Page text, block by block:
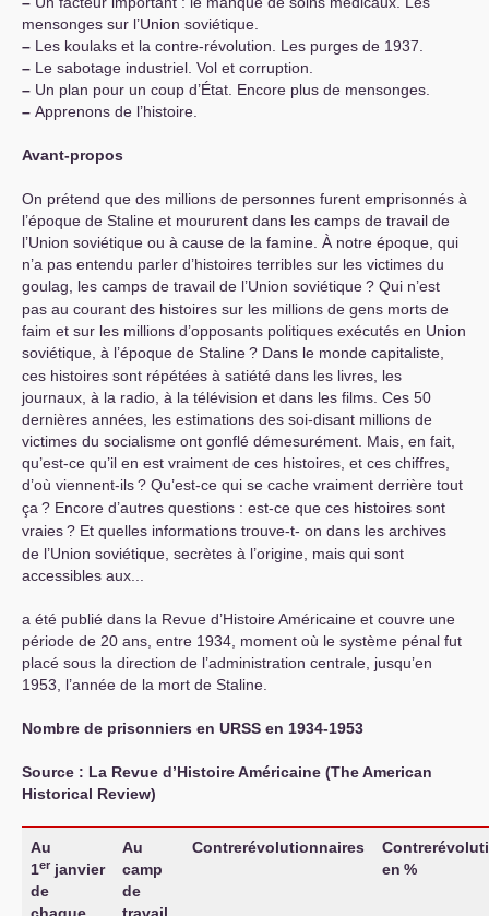
mensonges sur l’Union soviétique.
– Les koulaks et la contre-révolution. Les purges de 1937.
– Le sabotage industriel. Vol et corruption.
– Un plan pour un coup d’État. Encore plus de mensonges.
– Apprenons de l’histoire.
Avant-propos
On prétend que des millions de personnes furent emprisonnés à
l’époque de Staline et moururent dans les camps de travail de
l’Union soviétique ou à cause de la famine. À notre époque, qui
n’a pas entendu parler d’histoires terribles sur les victimes du
goulag, les camps de travail de l’Union soviétique? Qui n’est
pas au courant des histoires sur les millions de gens morts de
faim et sur les millions d’opposants politiques exécutés en Union
soviétique, à l’époque de Staline? Dans le monde capitaliste,
ces histoires sont répétées à satiété dans les livres, les
journaux, à la radio, à la télévision et dans les films. Ces 50
dernières années, les estimations des soi-disant millions de
victimes du socialisme ont gonflé démesurément. Mais, en fait,
qu’est-ce qu’il en est vraiment de ces histoires, et ces chiffres,
d’où viennent-ils? Qu’est-ce qui se cache vraiment derrière tout
ça ? Encore d’autres questions : est-ce que ces histoires sont
vraies? Et quelles informations trouve-t- on dans les archives
de l’Union soviétique, secrètes à l’origine, mais qui sont
accessibles aux...
a été publié dans la Revue d’Histoire Américaine et couvre une
période de 20 ans, entre 1934, moment où le système pénal fut
placé sous la direction de l’administration centrale, jusqu’en
1953, l’année de la mort de Staline.
Nombre de prisonniers en URSS en 1934-1953
Source : La Revue d’Histoire Américaine (The American
Historical Review)
Au
1er janvier
de
chaque
Au
camp
de
travail
Contrerévolutionnaires
en %